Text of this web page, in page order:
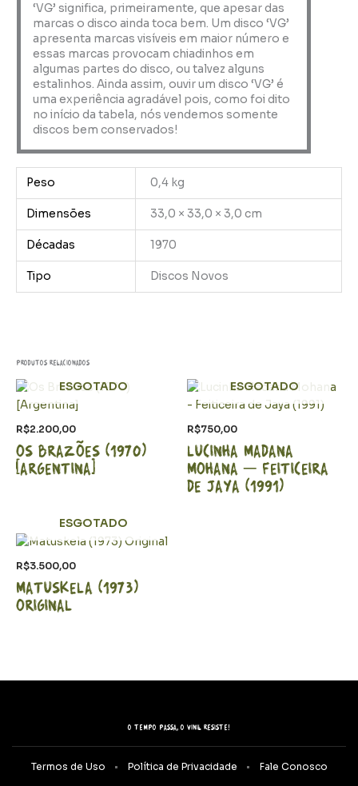
‘VG’ significa, primeiramente, que apesar das
marcas o disco ainda toca bem. Um disco ‘VG’
apresenta marcas visíveis em maior número e
essas marcas provocam chiadinhos em
algumas partes do disco, ou talvez alguns
estalinhos. Ainda assim, ouvir um disco ‘VG’ é
uma experiência agradável pois, como foi dito
no início da tabela, nós vendemos somente
discos bem conservados!
Peso 0,4 kg
Dimensões 33,0 × 33,0 × 3,0 cm
Décadas 1970
Tipo Discos Novos
Produtos relacionados
ESGOTADO
R$2.200,00
Os Brazões (1970)
[Argentina]
ESGOTADO
R$750,00
Lucinha Madana
Mohana – Feiticeira
de Jaya (1991)
ESGOTADO
R$3.500,00
Matuskela (1973)
Original
O tempo passa, o vinil resiste!
Termos de Uso Política de Privacidade Fale Conosco